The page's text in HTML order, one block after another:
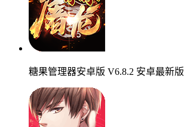
糖果管理器安卓版 V6.8.2 安卓最新版